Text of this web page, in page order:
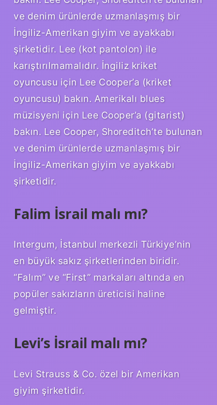
ve denim ürünlerde uzmanlaşmış bir
İngiliz-Amerikan giyim ve ayakkabı
şirketidir. Lee (kot pantolon) ile
karıştırılmamalıdır. İngiliz kriket
oyuncusu için Lee Cooper’a (kriket
oyuncusu) bakın. Amerikalı blues
müzisyeni için Lee Cooper’a (gitarist)
bakın. Lee Cooper, Shoreditch’te bulunan
ve denim ürünlerde uzmanlaşmış bir
İngiliz-Amerikan giyim ve ayakkabı
şirketidir.
Falim İsrail malı mı?
Intergum, İstanbul merkezli Türkiye’nin
en büyük sakız şirketlerinden biridir.
“Falım” ve “First” markaları altında en
popüler sakızların üreticisi haline
gelmiştir.
Levi’s İsrail malı mı?
Levi Strauss & Co. özel bir Amerikan
giyim şirketidir.